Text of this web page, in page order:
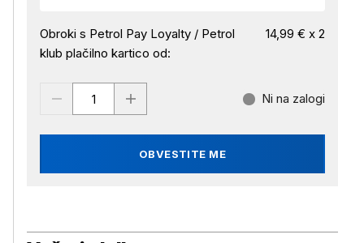
Obroki s Petrol Pay Loyalty / Petrol
klub plačilno kartico od:
14,99 € x 2
OBVESTITE ME
Ni na zalogi